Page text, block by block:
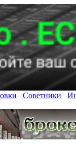
Советники